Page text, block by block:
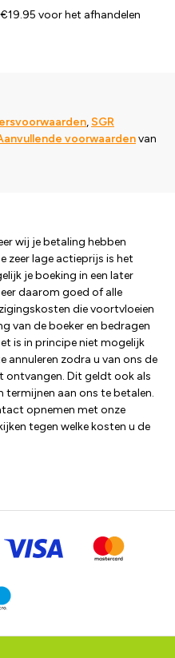
voor het afhandelen
, SGR
voorwaardenvan
wij je betaling hebben
zeer lage actieprijs is het
je boeking in een later
daarom goed of alle
die voortvloeien
van de boeker en bedragen
is in principe niet mogelijk
annuleren zodra u van ons de
ontvangen. Dit geldt ook als
termijnen aan ons te betalen.
opnemen met onze
tegen welke kosten u de